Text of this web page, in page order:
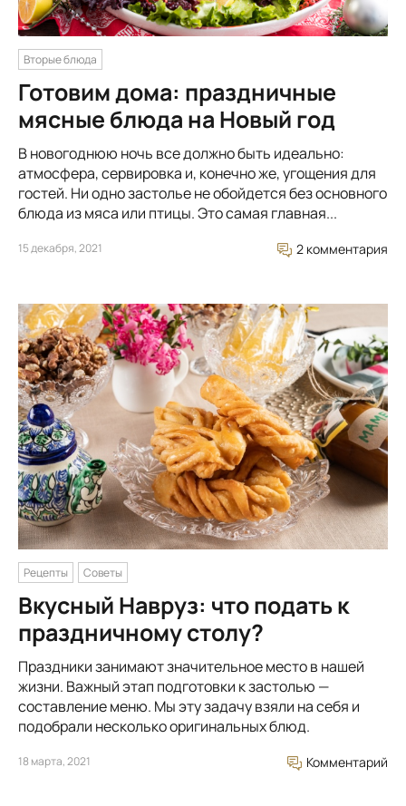
Вторые блюда
Готовим дома: праздничные
мясные блюда на Новый год
В новогоднюю ночь все должно быть идеально:
атмосфера, сервировка и, конечно же, угощения для
гостей. Ни одно застолье не обойдется без основного
блюда из мяса или птицы. Это самая главная...
15 декабря, 2021 2 комментария
Рецепты Советы
Вкусный Навруз: что подать к
праздничному столу?
Праздники занимают значительное место в нашей
жизни. Важный этап подготовки к застолью —
составление меню. Мы эту задачу взяли на себя и
подобрали несколько оригинальных блюд.
18 марта, 2021 Комментарий